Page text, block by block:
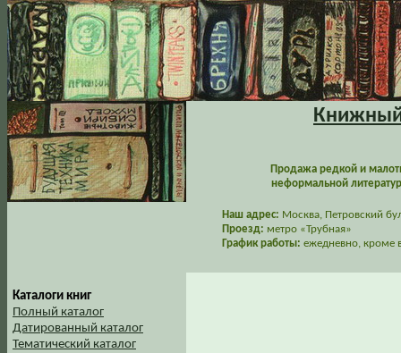
Книжный
Продажа редкой и
неформальной
Наш адрес: Москва, Петровский
Проезд: метро «Трубная»
График работы: ежедневно, кроме
Каталоги книг
Полный каталог
Датированный каталог
Тематический каталог